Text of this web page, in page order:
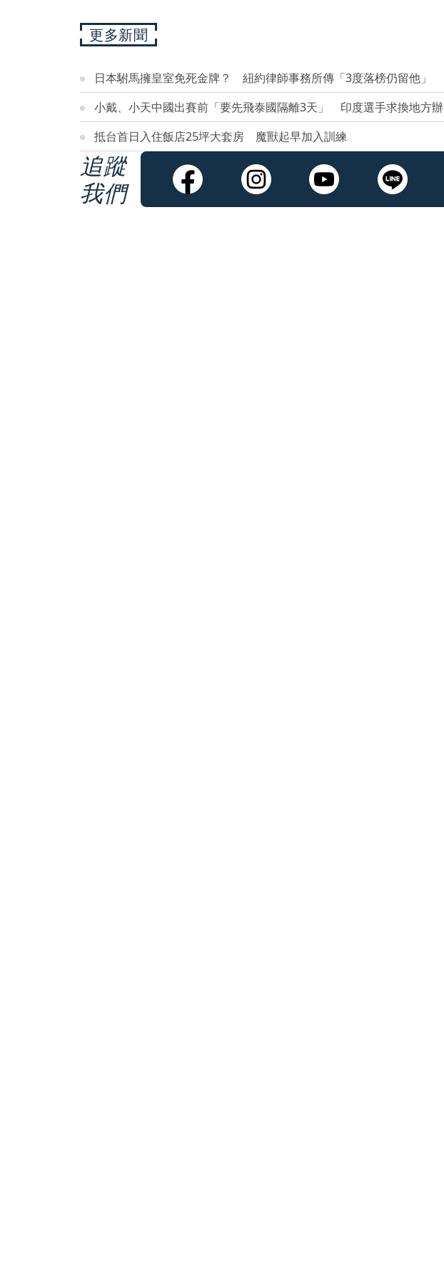
更多新聞
日本駙馬擁皇室免死金牌？ 紐約律師事務所傳「3度落榜仍留他」
小戴、小天中國出賽前「要先飛泰國隔離3天」 印度選手求換地方辦
抵台首日入住飯店25坪大套房 魔獸起早加入訓練
追蹤
我們